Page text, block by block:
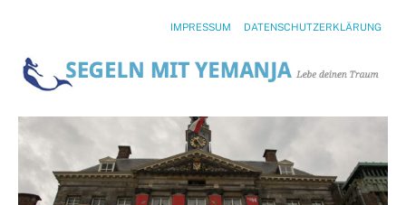
IMPRESSUM DATENSCHUTZERKLÄRUNG